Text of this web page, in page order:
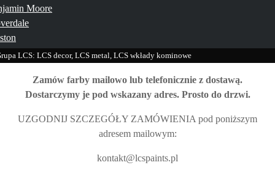
Moore
LCS: LCS decor, LCS metal, LCS wkłady kominowe
Zamów farby mailowo lub telefonicznie z dostawą.
Dostarczymy je pod wskazany adres. Prosto do drzwi.
UZGODNIJ SZCZEGÓŁY ZAMÓWIENIA pod poniższym
adresem mailowym:
kontakt@lcspaints.pl